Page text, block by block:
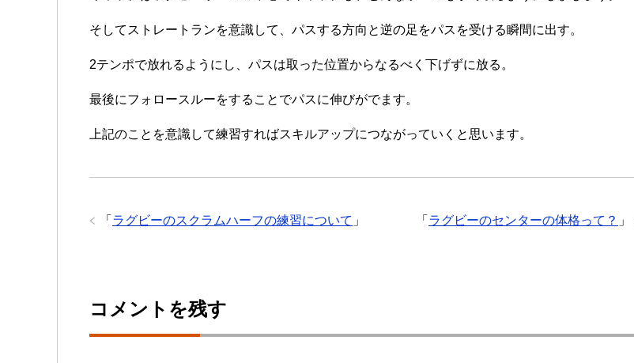
そしてストレートランを意識して、パスする方向と逆の足をパスを受ける瞬間に出す。
2テンポで放れるようにし、パスは取った位置からなるべく下げずに放る。
最後にフォロースルーをすることでパスに伸びがでます。
上記のことを意識して練習すればスキルアップにつながっていくと思います。
「 ラグビーのセンターの体格って？ 」
「 ラグビーのスクラムハーフの練習について 」
コメントを残す